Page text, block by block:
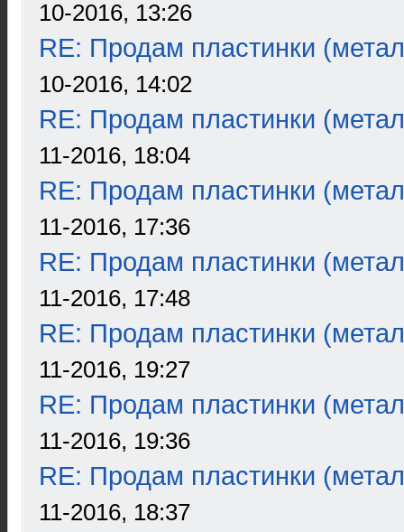
10-2016, 13:26
RE: Продам пластинки
10-2016, 14:02
RE: Продам пластинки
11-2016, 18:04
RE: Продам пластинки
11-2016, 17:36
RE: Продам пластинки
11-2016, 17:48
RE: Продам пластинки
11-2016, 19:27
RE: Продам пластинки
11-2016, 19:36
RE: Продам пластинки
11-2016, 18:37